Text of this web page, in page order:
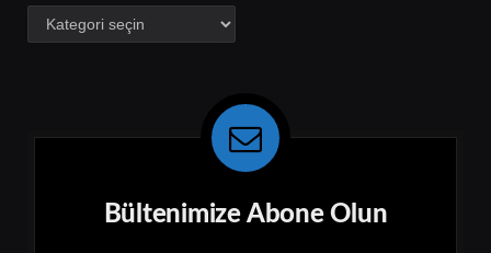
Kategoriler
Bültenimize Abone Olun